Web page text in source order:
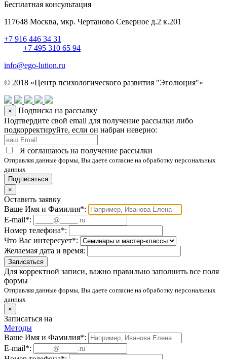
Бесплатная консультация
117648 Москва, мкр. Чертаново Северное д.2 к.201
+7 916 446 34 31
+7 495 310 65 94
info@ego-lution.ru
© 2018 «Центр психологического развития "Эголюция"»
×
Подписка на рассылку
Подтвердите свой email для получение рассылки либо
подкорректируйте, если он набран неверно:
Я соглашаюсь на получение рассылки
Отправляя данные формы, Вы даете согласие на обработку персональных
данных
Подписаться
×
Оставить заявку
Ваше Имя и Фамилия*:
E-mail*:
Номер телефона*:
Что Вас интересует*:
Желаемая дата и время:
Для корректной записи, важно правильно заполнить все поля
формы
Отправляя данные формы, Вы даете согласие на обработку персональных
данных
×
Записаться на
Методы
Ваше Имя и Фамилия*:
E-mail*: